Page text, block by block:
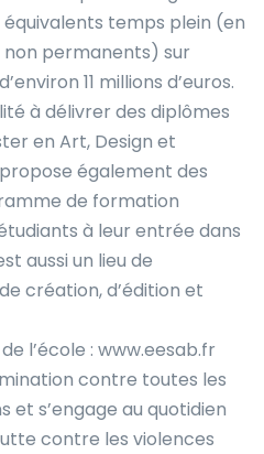
temps plein (en
permanents) sur
11 millions d’euros.
à délivrer des diplômes
en Art, Design et
également des
de formation
à leur entrée dans
aussi un lieu de
création, d’édition et
l’école : www.eesab.fr
contre toutes les
et s’engage au quotidien
contre les violences